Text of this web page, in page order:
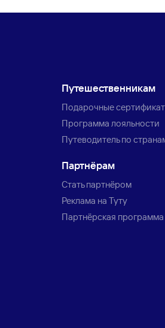
Путешественникам
Подарочные
Программа лояльности
Путеводитель по
Партнёрам
Стать партнёром
Реклама на Туту
Партнёрская программа